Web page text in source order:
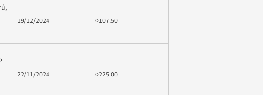
19/12/2024 ¤107.50
22/11/2024 ¤225.00